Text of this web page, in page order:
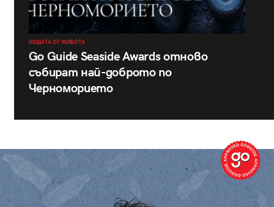
НЕЩАТА ОТ ЖИВОТА
Go Guide Seaside Awards отново
събират най-доброто по
Черноморието